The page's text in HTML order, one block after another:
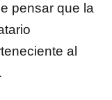
pensar que la
al